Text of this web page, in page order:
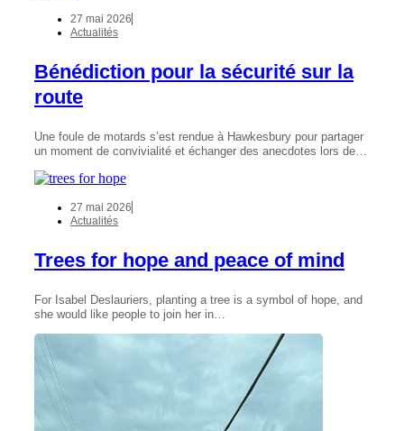
27 mai 2026
Actualités
Bénédiction pour la sécurité sur la
route
Une foule de motards s’est rendue à Hawkesbury pour partager
un moment de convivialité et échanger des anecdotes lors de…
27 mai 2026
Actualités
Trees for hope and peace of mind
For Isabel Deslauriers, planting a tree is a symbol of hope, and
she would like people to join her in…